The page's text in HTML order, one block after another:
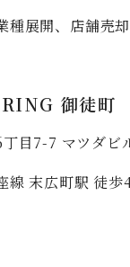
種展開、店舗売
御徒町
目7-7 マツダビ
末広町駅 徒歩